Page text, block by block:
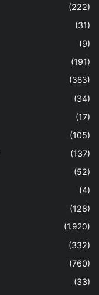
(222)
(31)
(9)
(191)
(383)
(34)
(17)
(105)
(137)
(52)
(4)
(128)
(1.920)
(332)
(760)
(33)